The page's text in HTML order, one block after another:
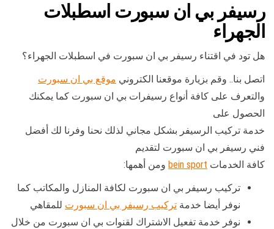
رسيفر بي ان سبورت اسطبلات
الجهراء
هل تود في اقتناء رسيفر بي ان سبورت في اسطبلات الجهراء؟
اتصل بنا.. وقم بزيارة موقعنا الكتروني موقع بي ان سبورت
والتعرف على كافة أنواع رسيفرات بي ان سبورت كما يمكنك
الحصول على
خدمة تركيب الرسيفر بشكل مجاني لذلك نحنا وفرنا لك أفضل
فني رسيفر بي ان سبورت لتقديم
كافة الخدمات bein sport ومن أهمها:
تركيب رسيفر بي ان سبورت لكافة المنازل والمكاتب كما
نوفر أيضا خدمة تركيب رسيفر بي ان سبورت للمقاهي
نوفر خدمة تفعيل الاشتراك لقنوات بي ان سبورت من خلال